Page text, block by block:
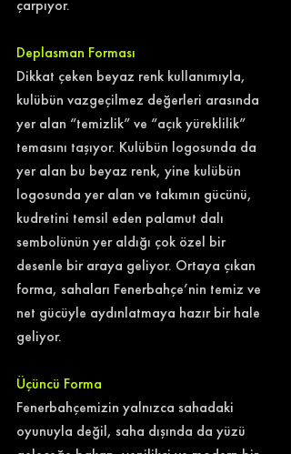
çarpıyor.
Deplasman Forması
Dikkat çeken beyaz renk kullanımıyla,
kulübün vazgeçilmez değerleri arasında
yer alan “temizlik” ve “açık yüreklilik”
temasını taşıyor. Kulübün logosunda da
yer alan bu beyaz renk, yine kulübün
logosunda yer alan ve takımın gücünü,
kudretini temsil eden palamut dalı
sembolünün yer aldığı çok özel bir
desenle bir araya geliyor. Ortaya çıkan
forma, sahaları Fenerbahçe’nin temiz ve
net gücüyle aydınlatmaya hazır bir hale
geliyor.
Üçüncü Forma
Fenerbahçemizin yalnızca sahadaki
oyunuyla değil, saha dışında da yüzü